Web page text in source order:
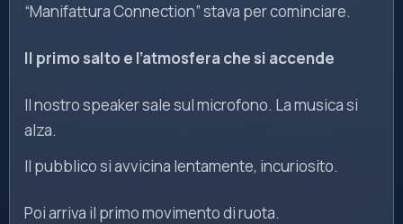
“Manifattura Connection” stava per cominciare.
Il primo salto e l’atmosfera che si accende
Il nostro speaker sale sul microfono. La musica si
alza.
Il pubblico si avvicina lentamente, incuriosito.
Poi arriva il primo movimento di ruota.